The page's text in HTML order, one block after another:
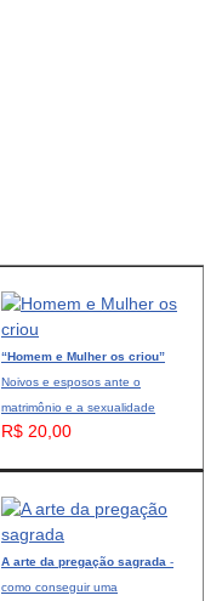
“Homem e Mulher os criou”
Noivos e esposos ante o
matrimônio e a sexualidade
R$ 20,00
A arte da pregação sagrada -
como conseguir uma